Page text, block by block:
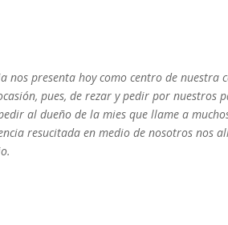
nos presenta hoy como centro de nuestra
pues, de rezar y pedir por nuestros
al dueño de la mies que llame a
resucitada en medio de nosotros nos